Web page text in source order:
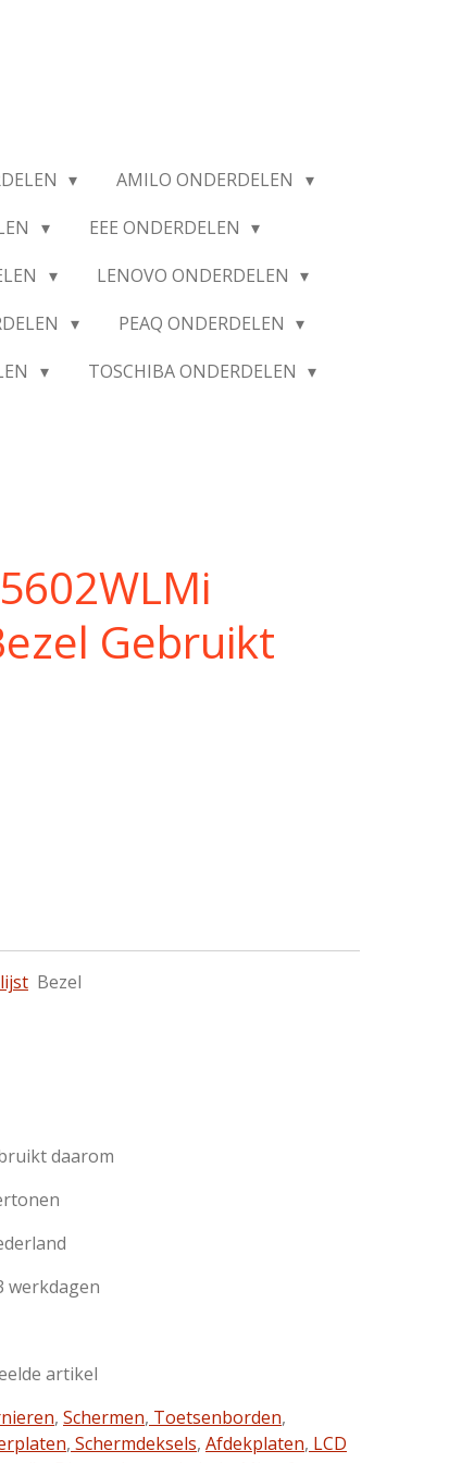
AMILO ONDERDELEN
EEE ONDERDELEN
LENOVO ONDERDELEN
PEAQ ONDERDELEN
TOSCHIBA ONDERDELEN
Gebruikt
Bezel
daarom
werkdagen
artikel
, Schermen, Toetsenborden,
, Schermdeksels, Afdekplaten, LCD